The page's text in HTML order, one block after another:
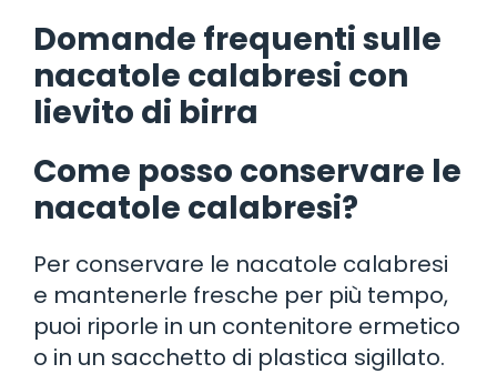
Domande frequenti sulle
nacatole calabresi con
lievito di birra
Come posso conservare le
nacatole calabresi?
Per conservare le nacatole calabresi
e mantenerle fresche per più tempo,
puoi riporle in un contenitore ermetico
o in un sacchetto di plastica sigillato.